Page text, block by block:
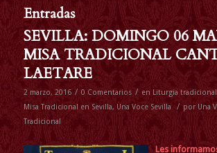
Entradas
SEVILLA: DOMINGO 06
MISA TRADICIONAL
LAETARE
2 marzo, 2016 / 0 Comentarios / en Liturgia tradicional
Misa Tradicional en Sevilla, Una Voce Sevilla / por Una
Tradicional
Les